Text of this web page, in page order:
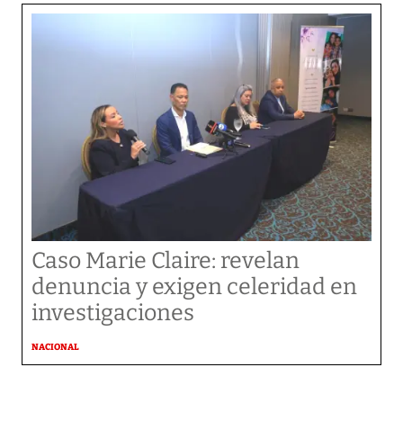
Caso Marie Claire: revelan
denuncia y exigen celeridad en
investigaciones
NACIONAL